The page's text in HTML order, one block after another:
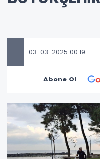
03-03-2025 00:19
Abone Ol